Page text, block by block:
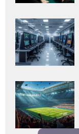
Adaugă
aici textul
pentru
subtitlu
Adaugă
aici textul
pentru
subtitlu